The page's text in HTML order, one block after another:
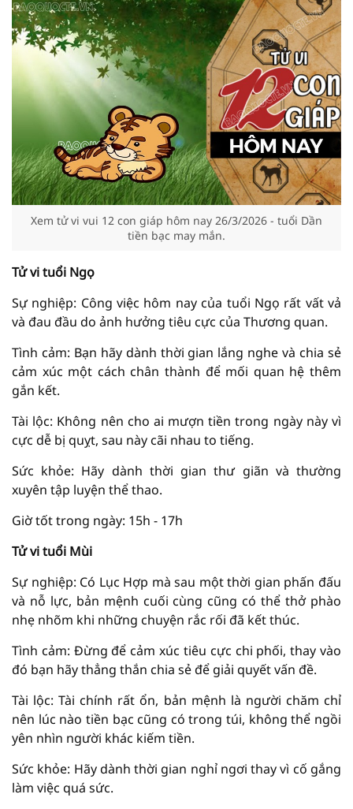
Xem tử vi vui 12 con giáp hôm nay 26/3/2026 - tuổi Dần
tiền bạc may mắn.
Tử vi tuổi Ngọ
Sự nghiệp: Công việc hôm nay của tuổi Ngọ rất vất vả
và đau đầu do ảnh hưởng tiêu cực của Thương quan.
Tình cảm: Bạn hãy dành thời gian lắng nghe và chia sẻ
cảm xúc một cách chân thành để mối quan hệ thêm
gắn kết.
Tài lộc: Không nên cho ai mượn tiền trong ngày này vì
cực dễ bị quỵt, sau này cãi nhau to tiếng.
Sức khỏe: Hãy dành thời gian thư giãn và thường
xuyên tập luyện thể thao.
Giờ tốt trong ngày: 15h - 17h
Tử vi tuổi Mùi
Sự nghiệp: Có Lục Hợp mà sau một thời gian phấn đấu
và nỗ lực, bản mệnh cuối cùng cũng có thể thở phào
nhẹ nhõm khi những chuyện rắc rối đã kết thúc.
Tình cảm: Đừng để cảm xúc tiêu cực chi phối, thay vào
đó bạn hãy thẳng thắn chia sẻ để giải quyết vấn đề.
Tài lộc: Tài chính rất ổn, bản mệnh là người chăm chỉ
nên lúc nào tiền bạc cũng có trong túi, không thể ngồi
yên nhìn người khác kiếm tiền.
Sức khỏe: Hãy dành thời gian nghỉ ngơi thay vì cố gắng
làm việc quá sức.